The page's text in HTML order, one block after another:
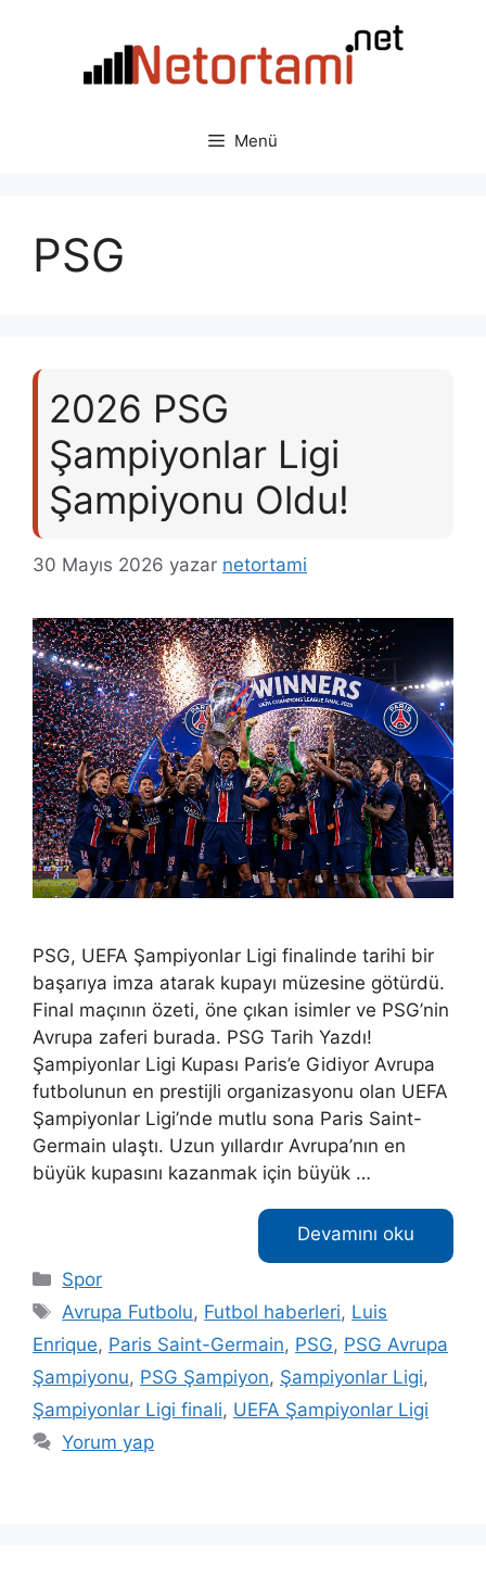
Menü
PSG
2026 PSG
Şampiyonlar Ligi
Şampiyonu Oldu!
30 Mayıs 2026 yazar netortami
PSG, UEFA Şampiyonlar Ligi finalinde tarihi bir
başarıya imza atarak kupayı müzesine götürdü.
Final maçının özeti, öne çıkan isimler ve PSG’nin
Avrupa zaferi burada. PSG Tarih Yazdı!
Şampiyonlar Ligi Kupası Paris’e Gidiyor Avrupa
futbolunun en prestijli organizasyonu olan UEFA
Şampiyonlar Ligi’nde mutlu sona Paris Saint-
Germain ulaştı. Uzun yıllardır Avrupa’nın en
büyük kupasını kazanmak için büyük …
Devamını oku
Kategoriler
Spor
Etiketler
Avrupa Futbolu, Futbol haberleri, Luis
Enrique, Paris Saint-Germain, PSG, PSG Avrupa
Şampiyonu, PSG Şampiyon, Şampiyonlar Ligi,
Şampiyonlar Ligi finali, UEFA Şampiyonlar Ligi
Yorum yap